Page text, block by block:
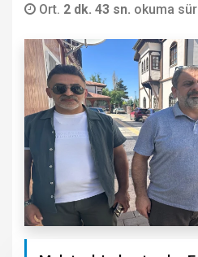
Ort. 2 dk. 43 sn. okuma